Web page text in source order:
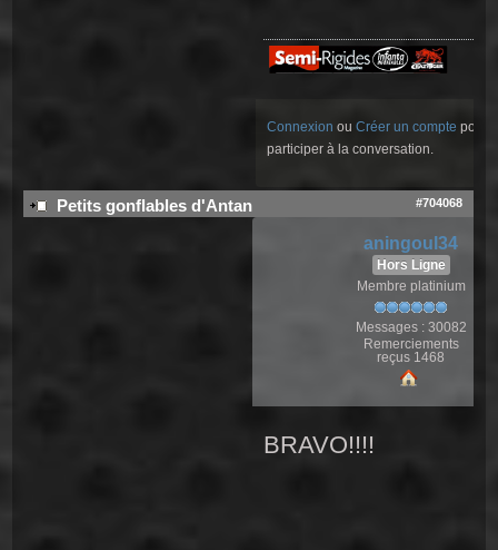
Connexion ouCréer un compte pour
participer à la conversation.
Petits gonflables d'Antan #704068
aningoul34
Hors Ligne
Membre platinium
Messages : 30082
Remerciements
reçus 1468
BRAVO!!!!